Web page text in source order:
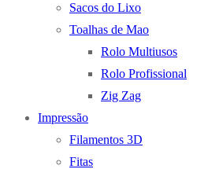
Sacos do Lixo
Toalhas de Mao
Rolo Multiusos
Rolo Profissional
Zig Zag
Impressão
Filamentos 3D
Fitas